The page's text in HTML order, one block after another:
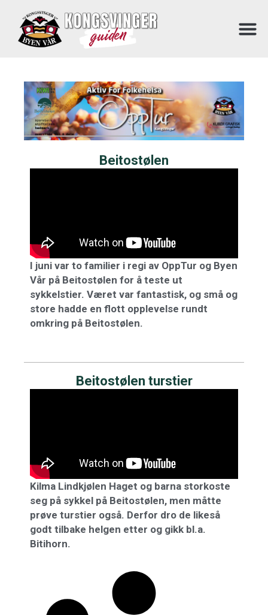
Beitostølen
I juni var to familier i regi av OppTur og Byen
Vår på Beitostølen for å teste ut
sykkelstier. Været var fantastisk, og små og
store hadde en flott opplevelse rundt
omkring på Beitostølen.
Beitostølen turstier
Kilma Lindkjølen Haget og barna storkoste
seg på sykkel på Beitostølen, men måtte
prøve turstier også. Derfor dro de likeså
godt tilbake helgen etter og gikk bl.a.
Bitihorn.